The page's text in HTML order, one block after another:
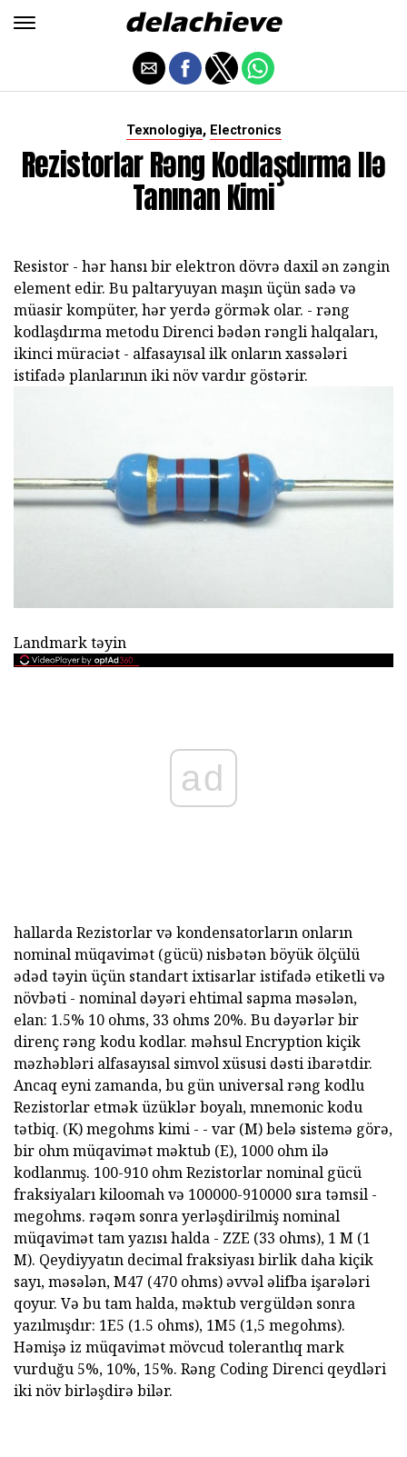
Texnologiya, Electronics
Rezistorlar Rəng Kodlaşdırma Ilə
Tanınan Kimi
Resistor - hər hansı bir elektron dövrə daxil ən zəngin
element edir. Bu paltaryuyan maşın üçün sadə və
müasir kompüter, hər yerdə görmək olar. - rəng
kodlaşdırma metodu Direnci bədən rəngli halqaları,
ikinci müraciət - alfasayısal ilk onların xassələri
istifadə planlarının iki növ vardır göstərir.
Landmark təyin
ad
hallarda Rezistorlar və kondensatorların onların
nominal müqavimət (gücü) nisbətən böyük ölçülü
ədəd təyin üçün standart ixtisarlar istifadə etiketli və
növbəti - nominal dəyəri ehtimal sapma məsələn,
elan: 1.5% 10 ohms, 33 ohms 20%. Bu dəyərlər bir
direnç rəng kodu kodlar. məhsul Encryption kiçik
məzhəbləri alfasayısal simvol xüsusi dəsti ibarətdir.
Ancaq eyni zamanda, bu gün universal rəng kodlu
Rezistorlar etmək üzüklər boyalı, mnemonic kodu
tətbiq. (K) megohms kimi - - var (M) belə sistemə görə,
bir ohm müqavimət məktub (E), 1000 ohm ilə
kodlanmış. 100-910 ohm Rezistorlar nominal gücü
fraksiyaları kiloomah və 100000-910000 sıra təmsil -
megohms. rəqəm sonra yerləşdirilmiş nominal
müqavimət tam yazısı halda - ZZE (33 ohms), 1 M (1
M). Qeydiyyatın decimal fraksiyası birlik daha kiçik
sayı, məsələn, M47 (470 ohms) əvvəl əlifba işarələri
qoyur. Və bu tam halda, məktub vergüldən sonra
yazılmışdır: 1E5 (1.5 ohms), 1M5 (1,5 megohms).
Həmişə iz müqavimət mövcud tolerantlıq mark
vurduğu 5%, 10%, 15%. Rəng Coding Direnci qeydləri
iki növ birləşdirə bilər.